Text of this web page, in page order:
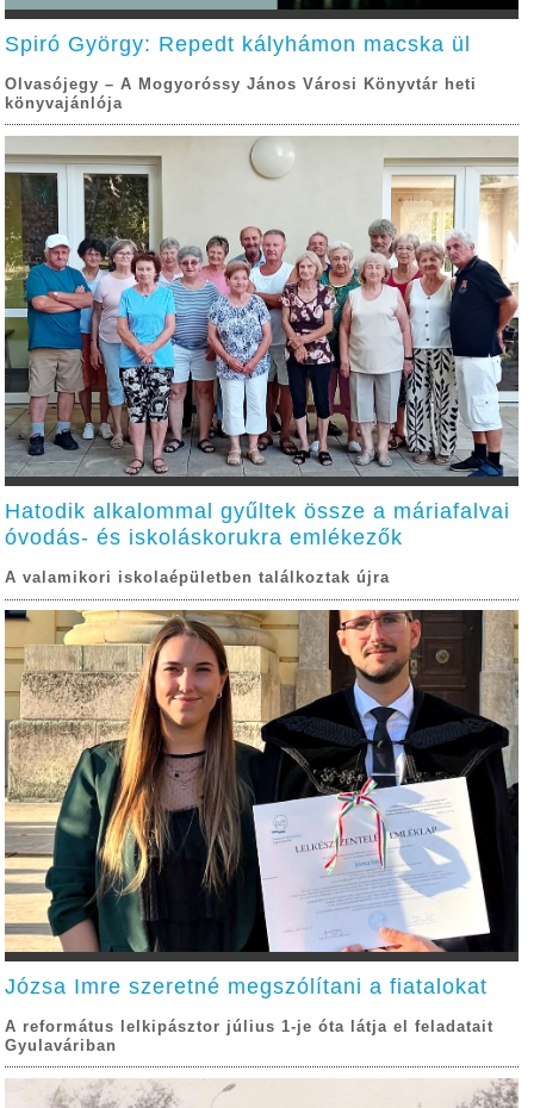
Spiró György: Repedt kályhámon macska ül
Olvasójegy – A Mogyoróssy János Városi Könyvtár heti
könyvajánlója
Hatodik alkalommal gyűltek össze a máriafalvai
óvodás- és iskoláskorukra emlékezők
A valamikori iskolaépületben találkoztak újra
Józsa Imre szeretné megszólítani a fiatalokat
A református lelkipásztor július 1-je óta látja el feladatait
Gyulaváriban